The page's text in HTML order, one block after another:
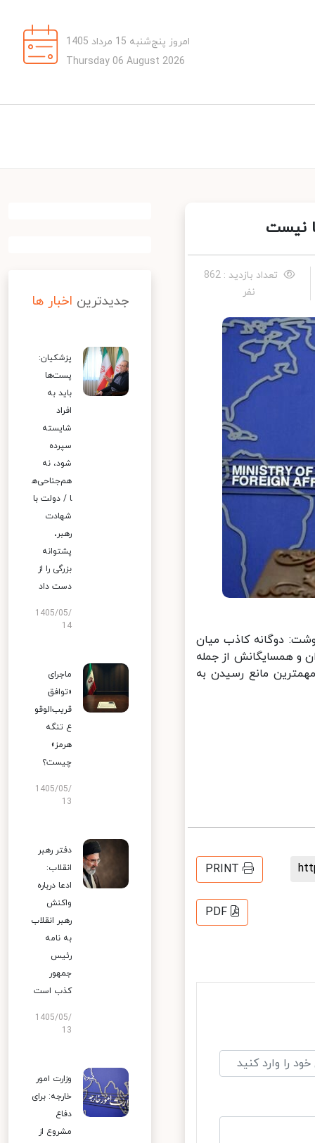
امروز پنج‌شنبه 15 مرداد 1405
Thursday 06 August 2026
نیست
تعداد بازدید : 862
نفر
دوگانه کاذب میان
و همسایگانش از جمله
مانع رسیدن به
PRINT
PDF
جدیدترین اخبار ها
پزشکیان:
پست‌ها
باید به
افراد
شایسته
سپرده
شود، نه
هم‌جناحی‌ه
ا / دولت با
شهادت
رهبر،
پشتوانه
بزرگی را از
دست داد
1405/05/
14
ماجرای
«توافق
قریب‌الوقو
ع تنگه
هرمز»
چیست؟
1405/05/
13
دفتر رهبر
انقلاب:
ادعا درباره
واکنش
رهبر انقلاب
به نامه
رئیس
جمهور
کذب است
1405/05/
13
وزارت امور
خارجه: برای
دفاع
مشروع از